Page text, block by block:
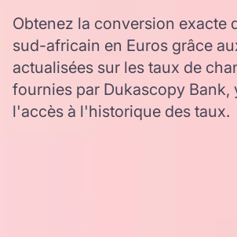
Obtenez la conversion exacte
sud-africain en Euros grâce
actualisées sur les taux de
fournies par Dukascopy Bank,
l'accès à l'historique des taux.